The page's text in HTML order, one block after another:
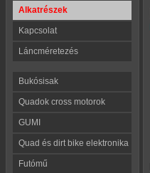
Alkatrészek
Kapcsolat
Láncméretezés
Bukósisak
Quadok cross motorok
GUMI
Quad és dirt bike elektronika
Futómű